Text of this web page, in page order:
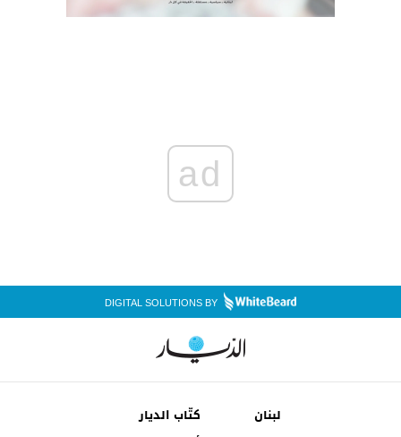
ad
DIGITAL SOLUTIONS BY
لبنان
كتّاب الديار